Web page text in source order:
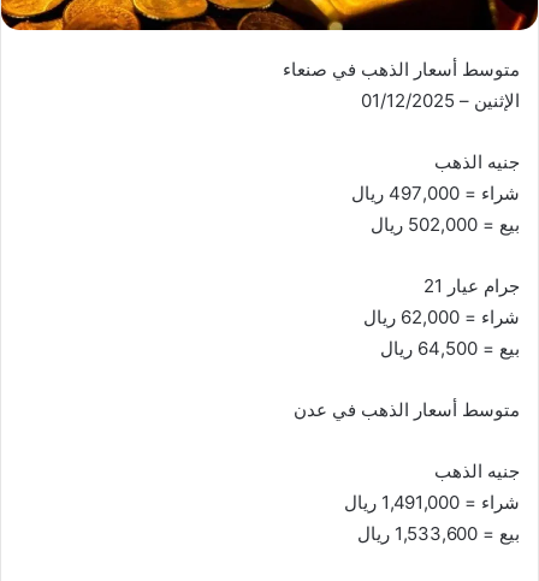
متوسط أسعار الذهب في صنعاء
الإثنين – 01/12/2025
جنيه الذهب
شراء = 497,000 ريال
بيع = 502,000 ريال
جرام عيار 21
شراء = 62,000 ريال
بيع = 64,500 ريال
متوسط أسعار الذهب في عدن
جنيه الذهب
شراء = 1,491,000 ريال
بيع = 1,533,600 ريال